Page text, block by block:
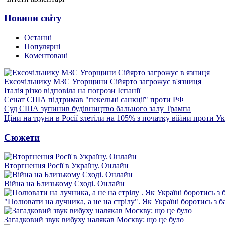
Новини світу
Останні
Популярні
Коментовані
Ексочільнику МЗС Угорщини Сійярто загрожує в'язниця
Італія різко відповіла на погрози Іспанії
Сенат США підтримав "пекельні санкції" проти РФ
Суд США зупинив будівництво бального залу Трампа
Ціни на труни в Росії злетіли на 105% з початку війни проти
Сюжети
Вторгнення Росії в Україну. Онлайн
Війна на Близькому Сході. Онлайн
"Полювати на лучника, а не на стрілу". Як Україні боротись з
Загадковий звук вибуху налякав Москву: що це було